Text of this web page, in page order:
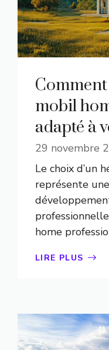
mobil
adapté à
29 novembre
Le choix d’un
représente
home
LIRE PLUS